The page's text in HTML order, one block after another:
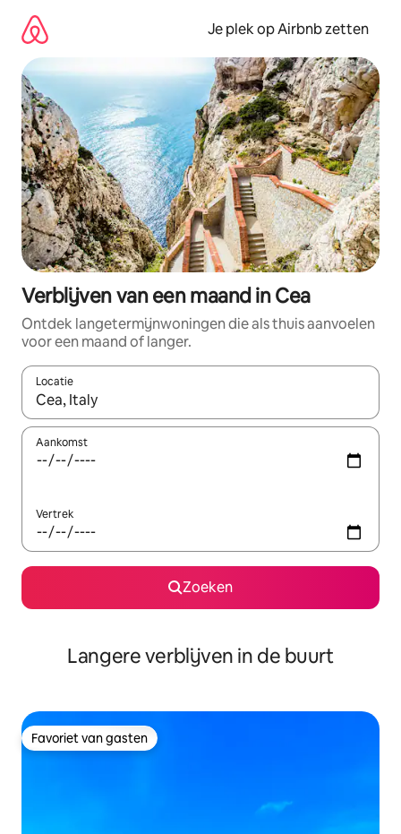
direct
naar
inhoud
Je plek op Airbnb zetten
Verblijven van een maand in Cea
Ontdek langetermijnwoningen die als thuis aanvoelen
voor een maand of langer.
Locatie
Wanneer er resultaten beschikbaar zijn, maak je een keuze
Aankomst
Vertrek
Zoeken
Langere verblijven in de buurt
Favoriet van gasten
Favoriet van gasten